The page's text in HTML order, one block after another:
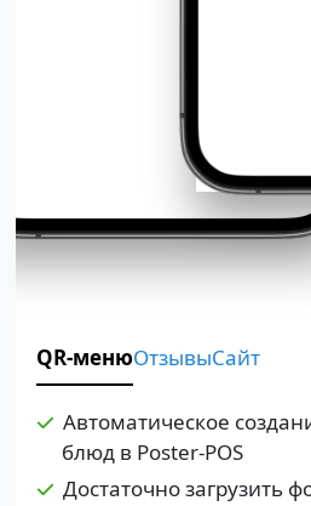
QR-менюОтзывыСайт
Автоматическое
блюд в Poster-POS
Достаточно загрузить